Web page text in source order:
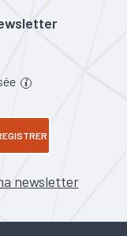
newsletter